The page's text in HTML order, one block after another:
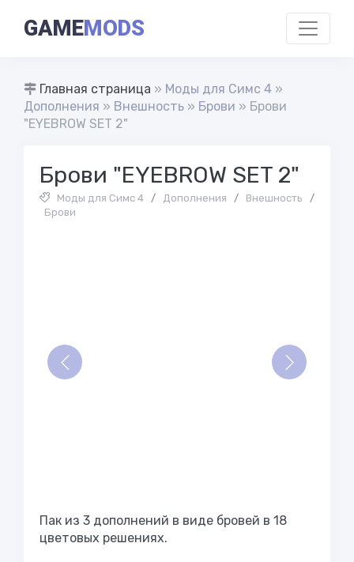
GAMEMODS
Главная страница » Моды для Симс 4 »
Дополнения » Внешность » Брови » Брови
"EYEBROW SET 2"
Брови "EYEBROW SET 2"
Моды для Симс 4 / Дополнения / Внешность
/
Брови
Пак из 3 дополнений в виде бровей в 18
цветовых решениях.